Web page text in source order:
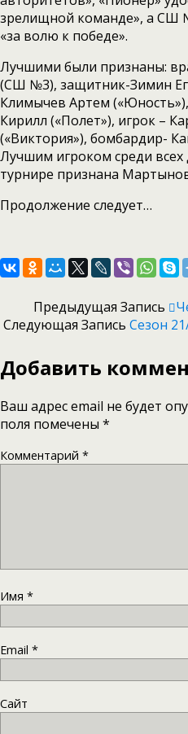
зрелищной команде», а СШ
«за волю к победе».
Лучшими были признаны:
(СШ №3), защитник-Зимин
Климычев Артем
Кирилл («Полет»), игрок –
(«Виктория»), бомбардир-
Лучшим игроком среди всех
турнире признана
Продолжение следует…
Предыдущая Запись
Следующая Запись Сезон
Добавить
Ваш адрес email не будет
поля помечены *
Комментарий *
Имя *
Email *
Сайт